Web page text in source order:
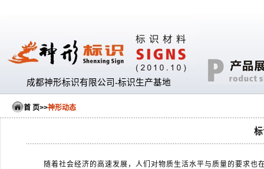
成都神形标识有限公司-标识生产基地
首 页>>神形动态
随着社会经济的高速发展，人们对物质生活水平与质量的要求